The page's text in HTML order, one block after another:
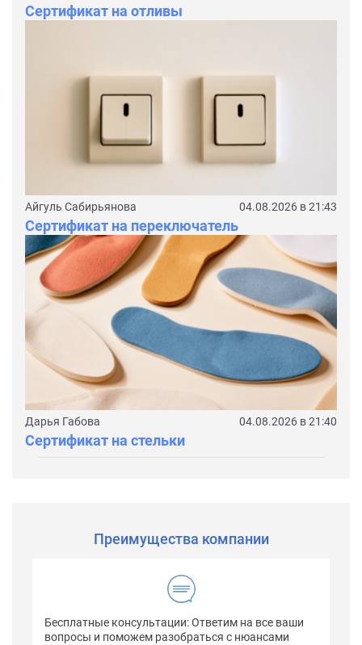
Сертификат на отливы
Айгуль Сабирьянова 04.08.2026 в 21:43
Сертификат на переключатель
Дарья Габова 04.08.2026 в 21:40
Сертификат на стельки
Преимущества компании
Бесплатные консультации: Ответим на все ваши
вопросы и поможем разобраться с нюансами